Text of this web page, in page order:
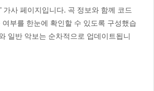
가사 페이지입니다. 곡 정보와 함께 코드
여부를 한눈에 확인할 수 있도록 구성했습
일반 악보는 순차적으로 업데이트됩니